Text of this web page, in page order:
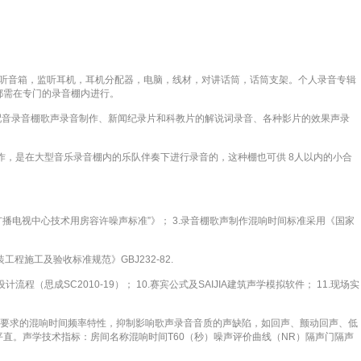
箱，监听耳机，耳机分配器，电脑，线材，对讲话筒，话筒支架。个人录音专辑
在专门的录音棚内进行。
录音棚歌声录音制作、新闻纪录片和科教片的解说词录音、各种影片的效果声录
是在大型音乐录音棚内的乐队伴奏下进行录音的，这种棚也可供 8人以内的小合
电视中心技术用房容许噪声标准”》； 3.录音棚歌声制作混响时间标准采用《国家
工程施工及验收标准规范》GBJ232-82.
流程（思成SC2010-19）； 10.赛宾公式及SAIJIA建筑声学模拟软件； 11.现场实
求的混响时间频率特性，抑制影响歌声录音音质的声缺陷，如回声、颤动回声、低
。声学技术指标：房间名称混响时间T60（秒）噪声评价曲线（NR）隔声门隔声